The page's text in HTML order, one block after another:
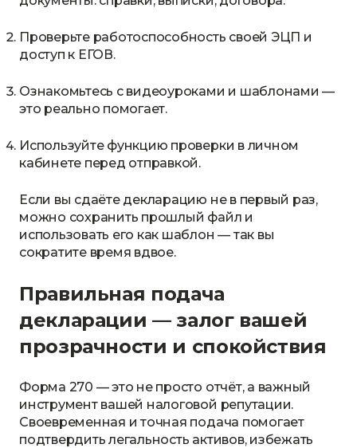
Проверьте работоспособность своей ЭЦП и
доступ к ЕГОВ.
Ознакомьтесь с видеоуроками и шаблонами —
это реально помогает.
Используйте функцию проверки в личном
кабинете перед отправкой.
Если вы сдаёте декларацию не в первый раз,
можно сохранить прошлый файл и
использовать его как шаблон — так вы
сократите время вдвое.
Правильная подача
декларации — залог вашей
прозрачности и спокойствия
Форма 270 — это не просто отчёт, а важный
инструмент вашей налоговой репутации.
Своевременная и точная подача помогает
подтвердить легальность активов, избежать